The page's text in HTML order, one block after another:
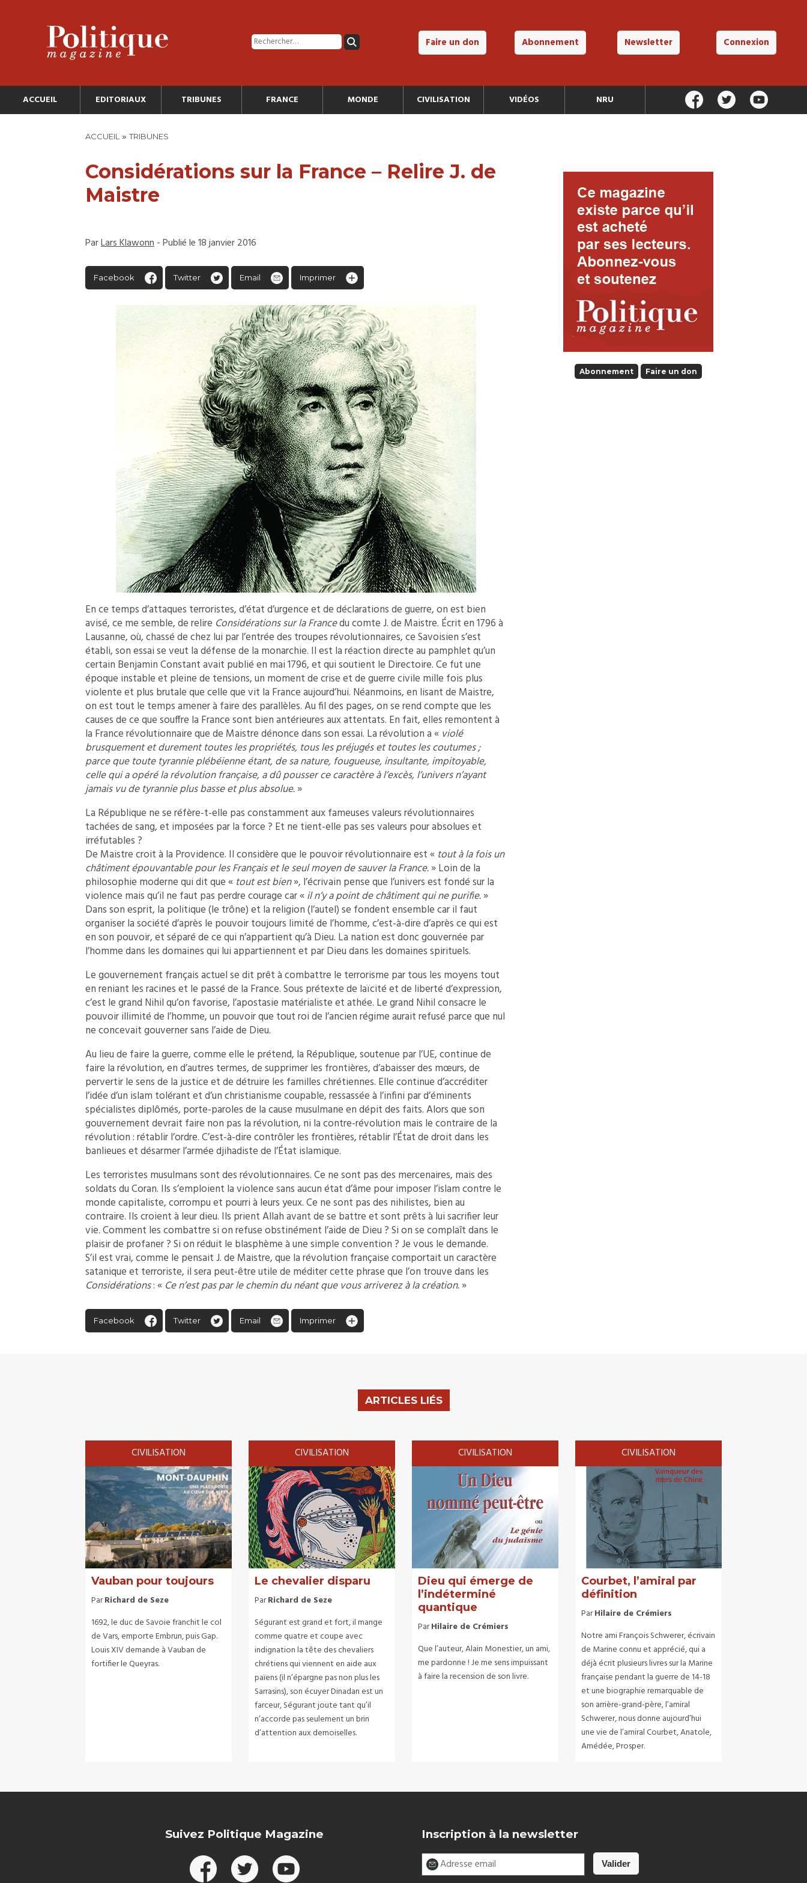
Faire un don Abonnement Newsletter Connexion
ACCUEIL EDITORIAUX TRIBUNES FRANCE MONDE CIVILISATION VIDÉOS NRU
ACCUEIL »TRIBUNES
Considérations sur la France – Relire J. de
Maistre
ParLars Klawonn- Publié le 18 janvier 2016
Facebook Twitter Email Imprimer
En ce temps d’attaques terroristes, d’état d’urgence et de déclarations de guerre, on est bien
avisé, ce me semble, de relire Considérations sur la Francedu comte J. de Maistre. Écrit en 1796 à
Lausanne, où, chassé de chez lui par l’entrée des troupes révolutionnaires, ce Savoisien s’est
établi, son essai se veut la défense de la monarchie. Il est la réaction directe au pamphlet qu’un
certain Benjamin Constant avait publié en mai 1796, et qui soutient le Directoire. Ce fut une
époque instable et pleine de tensions, un moment de crise et de guerre civile mille fois plus
violente et plus brutale que celle que vit la France aujourd’hui. Néanmoins, en lisant de Maistre,
on est tout le temps amener à faire des parallèles. Au fil des pages, on se rend compte que les
causes de ce que souffre la France sont bien antérieures aux attentats. En fait, elles remontent à
la France révolutionnaire que de Maistre dénonce dans son essai. La révolution a « violé
brusquement et durement toutes les propriétés, tous les préjugés et toutes les coutumes ;
parce que toute tyrannie plébéienne étant, de sa nature, fougueuse, insultante, impitoyable,
celle qui a opéré la révolution française, a dû pousser ce caractère à l’excès, l’univers n’ayant
jamais vu de tyrannie plus basse et plus absolue.»
La République ne se réfère-t-elle pas constamment aux fameuses valeurs révolutionnaires
tachées de sang, et imposées par la force ? Et ne tient-elle pas ses valeurs pour absolues et
irréfutables ?
De Maistre croit à la Providence. Il considère que le pouvoir révolutionnaire est « tout à la fois un
châtiment épouvantable pour les Français et le seul moyen de sauver la France.» Loin de la
philosophie moderne qui dit que « tout est bien», l’écrivain pense que l’univers est fondé sur la
violence mais qu’il ne faut pas perdre courage car «il n’y a point de châtiment qui ne purifie.»
Dans son esprit, la politique (le trône) et la religion (l’autel) se fondent ensemble car il faut
organiser la société d’après le pouvoir toujours limité de l’homme, c’est-à-dire d’après ce qui est
en son pouvoir, et séparé de ce qui n’appartient qu’à Dieu. La nation est donc gouvernée par
l’homme dans les domaines qui lui appartiennent et par Dieu dans les domaines spirituels.
Le gouvernement français actuel se dit prêt à combattre le terrorisme par tous les moyens tout
en reniant les racines et le passé de la France. Sous prétexte de laïcité et de liberté d’expression,
c’est le grand Nihil qu’on favorise, l’apostasie matérialiste et athée. Le grand Nihil consacre le
pouvoir illimité de l’homme, un pouvoir que tout roi de l’ancien régime aurait refusé parce que nul
ne concevait gouverner sans l’aide de Dieu.
Au lieu de faire la guerre, comme elle le prétend, la République, soutenue par l’UE, continue de
faire la révolution, en d’autres termes, de supprimer les frontières, d’abaisser des mœurs, de
pervertir le sens de la justice et de détruire les familles chrétiennes. Elle continue d’accréditer
l’idée d’un islam tolérant et d’un christianisme coupable, ressassée à l’infini par d’éminents
spécialistes diplômés, porte-paroles de la cause musulmane en dépit des faits. Alors que son
gouvernement devrait faire non pas la révolution, ni la contre-révolution mais le contraire de la
révolution : rétablir l’ordre. C’est-à-dire contrôler les frontières, rétablir l’État de droit dans les
banlieues et désarmer l’armée djihadiste de l’État islamique.
Les terroristes musulmans sont des révolutionnaires. Ce ne sont pas des mercenaires, mais des
soldats du Coran. Ils s’emploient la violence sans aucun état d’âme pour imposer l’islam contre le
monde capitaliste, corrompu et pourri à leurs yeux. Ce ne sont pas des nihilistes, bien au
contraire. Ils croient à leur dieu. Ils prient Allah avant de se battre et sont prêts à lui sacrifier leur
vie. Comment les combattre si on refuse obstinément l’aide de Dieu ? Si on se complaît dans le
plaisir de profaner ? Si on réduit le blasphème à une simple convention ? Je vous le demande.
S’il est vrai, comme le pensait J. de Maistre, que la révolution française comportait un caractère
satanique et terroriste, il sera peut-être utile de méditer cette phrase que l’on trouve dans les
Considérations: « Ce n’est pas par le chemin du néant que vous arriverez à la création.»
Facebook Twitter Email Imprimer
Abonnement Faire un don
ARTICLES LIÉS
CIVILISATION
Vauban pour toujours
ParRichard de Seze
1692, le duc de Savoie franchit le col
de Vars, emporte Embrun, puis Gap.
Louis XIV demande à Vauban de
fortifier le Queyras.
CIVILISATION
Le chevalier disparu
ParRichard de Seze
Ségurant est grand et fort, il mange
comme quatre et coupe avec
indignation la tête des chevaliers
chrétiens qui viennent en aide aux
païens (il n’épargne pas non plus les
Sarrasins), son écuyer Dinadan est un
farceur, Ségurant joute tant qu’il
n’accorde pas seulement un brin
d’attention aux demoiselles.
CIVILISATION
Dieu qui émerge de
l’indéterminé
quantique
ParHilaire de Crémiers
Que l’auteur, Alain Monestier, un ami,
me pardonne ! Je me sens impuissant
à faire la recension de son livre.
CIVILISATION
Courbet, l’amiral par
définition
ParHilaire de Crémiers
Notre ami François Schwerer, écrivain
de Marine connu et apprécié, qui a
déjà écrit plusieurs livres sur la Marine
française pendant la guerre de 14-18
et une biographie remarquable de
son arrière-grand-père, l’amiral
Schwerer, nous donne aujourd’hui
une vie de l’amiral Courbet, Anatole,
Amédée, Prosper.
Suivez Politique Magazine Inscription à la newsletter